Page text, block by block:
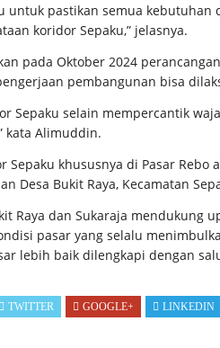
untuk pastikan semua kebutuhan
koridor Sepaku,” jelasnya.
pada Oktober 2024
pembangunan bisa
Sepaku selain mempercantik
kata Alimuddin.
Sepaku khususnya di Pasar Rebo
Desa Bukit Raya, Kecamatan
Raya dan Sukaraja mendukung
pasar yang selalu
lebih baik dilengkapi dengan
TWITTER GOOGLE+ LINKEDIN